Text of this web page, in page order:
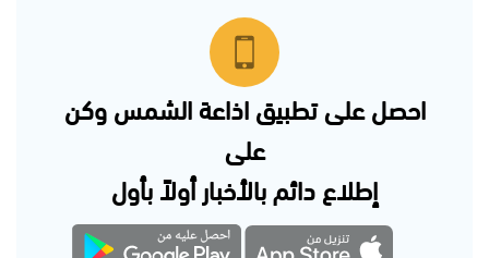
احصل على تطبيق اذاعة الشمس وكن
على
إطلاع دائم بالأخبار أولاً بأول